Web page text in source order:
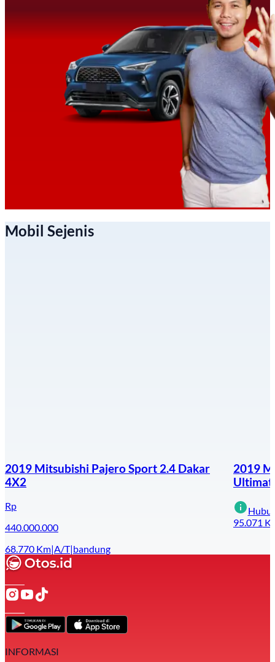
Mobil Sejenis
2019 Mitsubishi Pajero Sport 2.4 Dakar
4X2
Rp
440.000.000
68.770 Km|A/T|bandung
2019
95.071
INFORMASI